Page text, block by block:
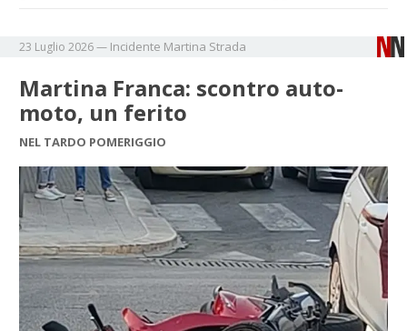
23 Luglio 2026— Incidente Martina Strada
Martina Franca: scontro auto-
moto, un ferito
NEL TARDO POMERIGGIO